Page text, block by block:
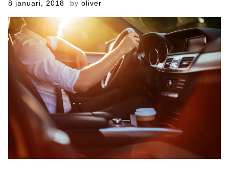
Posted
8 januari, 2018 by oliver